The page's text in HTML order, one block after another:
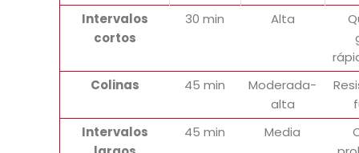
Intervalos
cortos
30 min Alta
Colinas
45 min
Moderada-
alta
Intervalos
45 min Media